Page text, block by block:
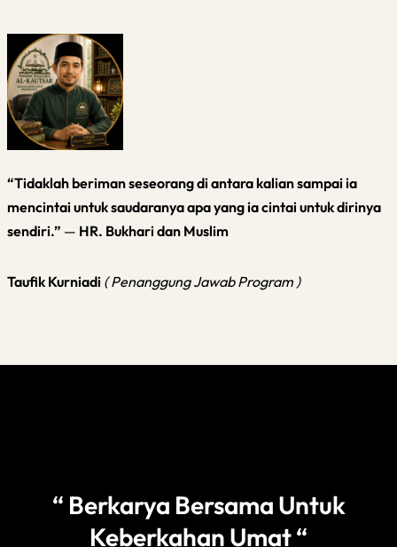
“Tidaklah beriman seseorang di antara kalian sampai ia
mencintai untuk saudaranya apa yang ia cintai untuk dirinya
sendiri.” — HR. Bukhari dan Muslim
Taufik Kurniadi ( Penanggung Jawab Program )
“ Berkarya Bersama Untuk
Keberkahan Umat “